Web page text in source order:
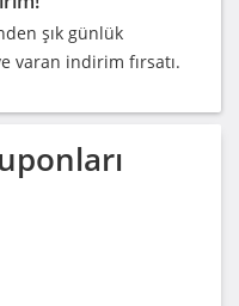
şık günlük
varan indirim fırsatı.